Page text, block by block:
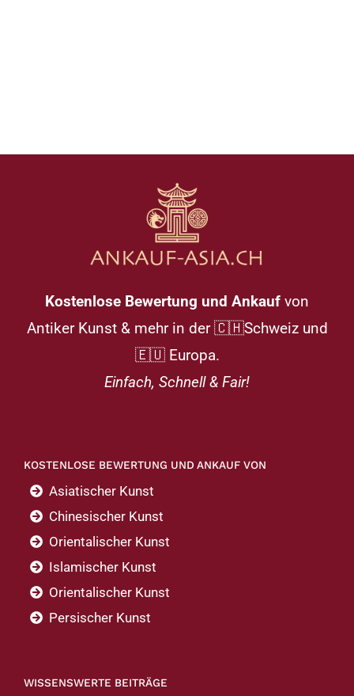
Kostenlose Bewertung und Ankauf von
Antiker Kunst & mehr in der 🇨🇭Schweiz und
🇪🇺 Europa.
Einfach, Schnell & Fair!
KOSTENLOSE BEWERTUNG UND ANKAUF VON
Asiatischer Kunst
Chinesischer Kunst
Orientalischer Kunst
Islamischer Kunst
Orientalischer Kunst
Persischer Kunst
WISSENSWERTE BEITRÄGE